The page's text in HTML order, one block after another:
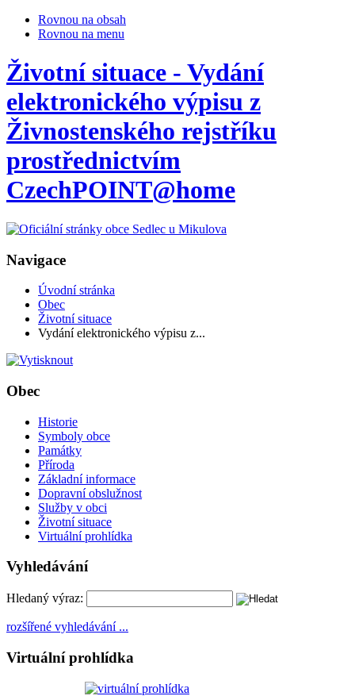
Rovnou na obsah
Rovnou na menu
Životní situace - Vydání
elektronického výpisu z
Živnostenského rejstříku
prostřednictvím
CzechPOINT@home
Navigace
Úvodní stránka
Obec
Životní situace
Vydání elektronického výpisu z...
Obec
Historie
Symboly obce
Památky
Příroda
Základní informace
Dopravní obslužnost
Služby v obci
Životní situace
Virtuální prohlídka
Vyhledávání
Hledaný výraz:
rozšířené vyhledávání ...
Virtuální prohlídka